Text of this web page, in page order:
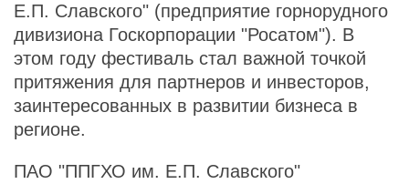
Е.П. Славского" (предприятие горнорудного
дивизиона Госкорпорации "Росатом"). В
этом году фестиваль стал важной точкой
притяжения для партнеров и инвесторов,
заинтересованных в развитии бизнеса в
регионе.
ПАО "ППГХО им. Е.П. Славского"